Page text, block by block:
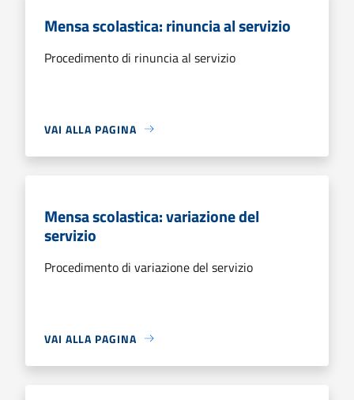
Mensa scolastica: rinuncia al servizio
Procedimento di rinuncia al servizio
VAI ALLA PAGINA
Mensa scolastica: variazione del
servizio
Procedimento di variazione del servizio
VAI ALLA PAGINA